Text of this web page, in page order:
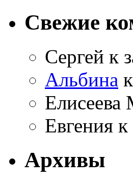
Свежие
Сергей к
Альбина
Елисеева
Евгения к
Архивы